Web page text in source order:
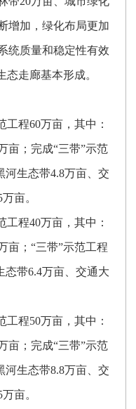
增加，绿化布局更加
统质量和稳定性有效
态走廊基本形成。
工程60万亩，其中：
亩；完成“三带”示范
河生态带4.8万亩、交
亩。
工程40万亩，其中：
亩；“三带”示范工程
态带6.4万亩、交通大
工程50万亩，其中：
亩；完成“三带”示范
河生态带8.8万亩、交
亩。